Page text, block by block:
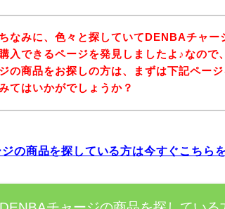
ちなみに、色々と探していてDENBAチャー
購入できるページを発見しましたよ♪なので
ジの商品をお探しの方は、まずは下記ペー
てはいかがでしょうか？
の商品を探している方は今すぐこちら